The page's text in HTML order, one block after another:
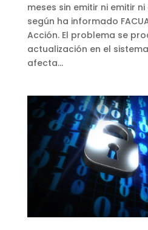
meses sin emitir ni emitir
según ha informado
Acción. El problema se
actualización en el
afecta...